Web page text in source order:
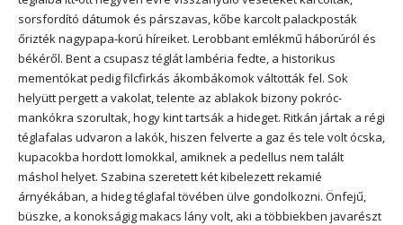
sorsfordító dátumok és párszavas, kőbe karcolt palackposták
őrizték nagypapa-korú híreiket. Lerobbant emlékmű háborúról és
békéről. Bent a csupasz téglát lambéria fedte, a historikus
mementókat pedig filcfirkás ákombákomok váltották fel. Sok
helyütt pergett a vakolat, telente az ablakok bizony pokróc-
mankókra szorultak, hogy kint tartsák a hideget. Ritkán jártak a régi
téglafalas udvaron a lakók, hiszen felverte a gaz és tele volt ócska,
kupacokba hordott lomokkal, amiknek a pedellus nem talált
máshol helyet. Szabina szeretett két kibelezett rekamié
árnyékában, a hideg téglafal tövében ülve gondolkozni. Önfejű,
büszke, a konokságig makacs lány volt, aki a többiekben javarészt